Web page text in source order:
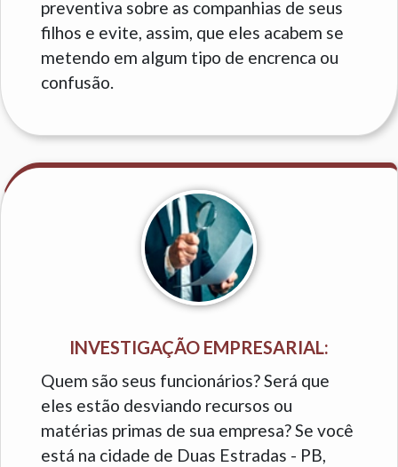
preventiva sobre as companhias de seus
filhos e evite, assim, que eles acabem se
metendo em algum tipo de encrenca ou
confusão.
INVESTIGAÇÃO EMPRESARIAL:
Quem são seus funcionários? Será que
eles estão desviando recursos ou
matérias primas de sua empresa? Se você
está na cidade de Duas Estradas - PB,